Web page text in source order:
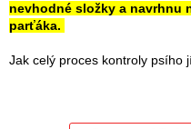
nevhodné složky a navrhnu
parťáka.
Jak celý proces kontroly psího